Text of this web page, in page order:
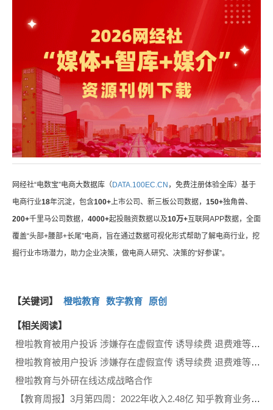
网经社“电数宝”电商大数据库（DATA.100EC.CN ，免费注册体验全库）基于
电商行业18年沉淀，包含100+ 上市公司、新三板公司数据， 150+独角兽、
200+千里马公司数据， 4000+起投融资数据以及10万+互联网APP数据，全面
覆盖“头部+腰部+长尾”电商，旨在通过数据可视化形式帮助了解电商行业，挖
掘行业市场潜力，助力企业决策，做电商人研究、决策的“好参谋”。
【关键词】 橙啦教育 数字教育 原创
【相关阅读】
橙啦教育被用户投诉 涉嫌存在虚假宣传 诱导续费 退费难等问题
橙啦教育被用户投诉 涉嫌存在虚假宣传 诱导续费 退费难等问题
橙啦教育与外研在线达成战略合作
【教育周报】3月第四周：2022年收入2.48亿 知乎教育业务将分拆？豆神再发退市风险警示 橙啦教育获数千万融资